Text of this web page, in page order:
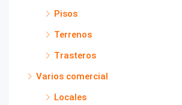
Pisos
Terrenos
Trasteros
Varios comercial
Locales